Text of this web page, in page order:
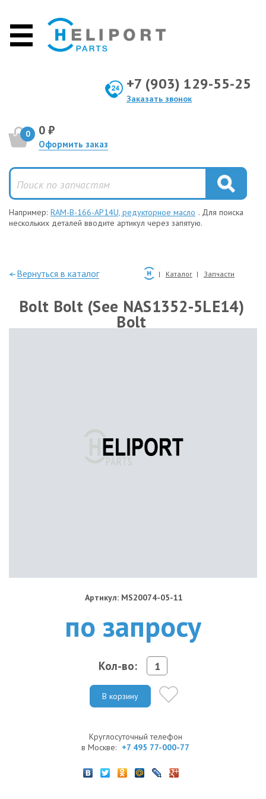
+7 (903) 129-55-25
Заказать звонок
0 0 ₽
Оформить заказ
Например: RAM-B-166-AP14U, редукторное масло . Для поиска
нескольких деталей вводите артикул через запятую.
—Вернуться в каталог Каталог Запчасти
Bolt Bolt (See NAS1352-5LE14)
Bolt
Артикул: MS20074-05-11
по запросу
Кол-во:
В корзину
Круглосуточный телефон
в Москве: +7 495 77-000-77